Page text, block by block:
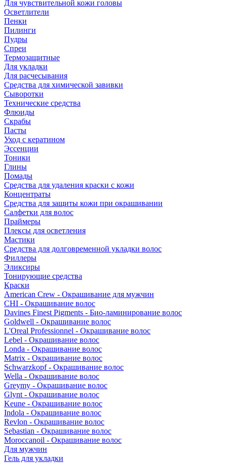
Для чувствительной кожи головы
Осветлители
Пенки
Пилинги
Пудры
Спреи
Термозащитные
Для укладки
Для расчесывания
Средства для химической завивки
Сыворотки
Технические средства
Флюиды
Скрабы
Пасты
Уход с кератином
Эссенции
Тоники
Глины
Помады
Средства для удаления краски с кожи
Концентраты
Средства для защиты кожи при окрашивании
Салфетки для волос
Праймеры
Плексы для осветления
Мастики
Средства для долговременной укладки волос
Филлеры
Эликсиры
Тонирующие средства
Краски
American Crew - Окрашивание для мужчин
CHI - Окрашивание волос
Davines Finest Pigments - Био-ламинирование волос
Goldwell - Окрашивание волос
L'Oreal Professionnel - Окрашивание волос
Lebel - Окрашивание волос
Londa - Окрашивание волос
Matrix - Окрашивание волос
Schwarzkopf - Окрашивание волос
Wella - Окрашивание волос
Greymy - Окрашивание волос
Glynt - Окрашивание волос
Keune - Окрашивание волос
Indola - Окрашивание волос
Revlon - Окрашивание волос
Sebastian - Окрашивание волос
Moroccanoil - Окрашивание волос
Для мужчин
Гель для укладки